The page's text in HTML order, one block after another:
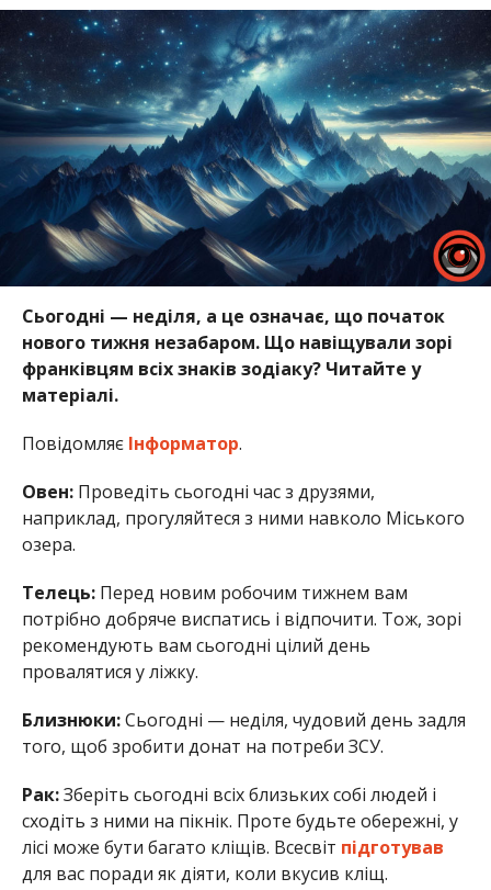
Сьогодні — неділя, а це означає, що початок
нового тижня незабаром. Що навіщували зорі
франківцям всіх знаків зодіаку? Читайте у
матеріалі.
Повідомляє Інформатор.
Овен:Проведіть сьогодні час з друзями,
наприклад, прогуляйтеся з ними навколо Міського
озера.
Телець:Перед новим робочим тижнем вам
потрібно добряче виспатись і відпочити. Тож, зорі
рекомендують вам сьогодні цілий день
провалятися у ліжку.
Близнюки:Сьогодні — неділя, чудовий день задля
того, щоб зробити донат на потреби ЗСУ.
Рак:Зберіть сьогодні всіх близьких собі людей і
сходіть з ними на пікнік. Проте будьте обережні, у
лісі може бути багато кліщів. Всесвіт підготував
для вас поради як діяти, коли вкусив кліщ.